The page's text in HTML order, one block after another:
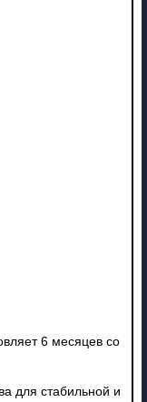
6 месяцев со
для стабильной и